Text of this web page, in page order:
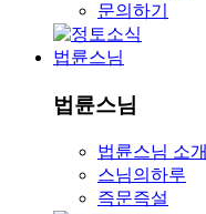
문의하기
법륜스님
법륜스님
법륜스님 소개
스님의하루
즉문즉설